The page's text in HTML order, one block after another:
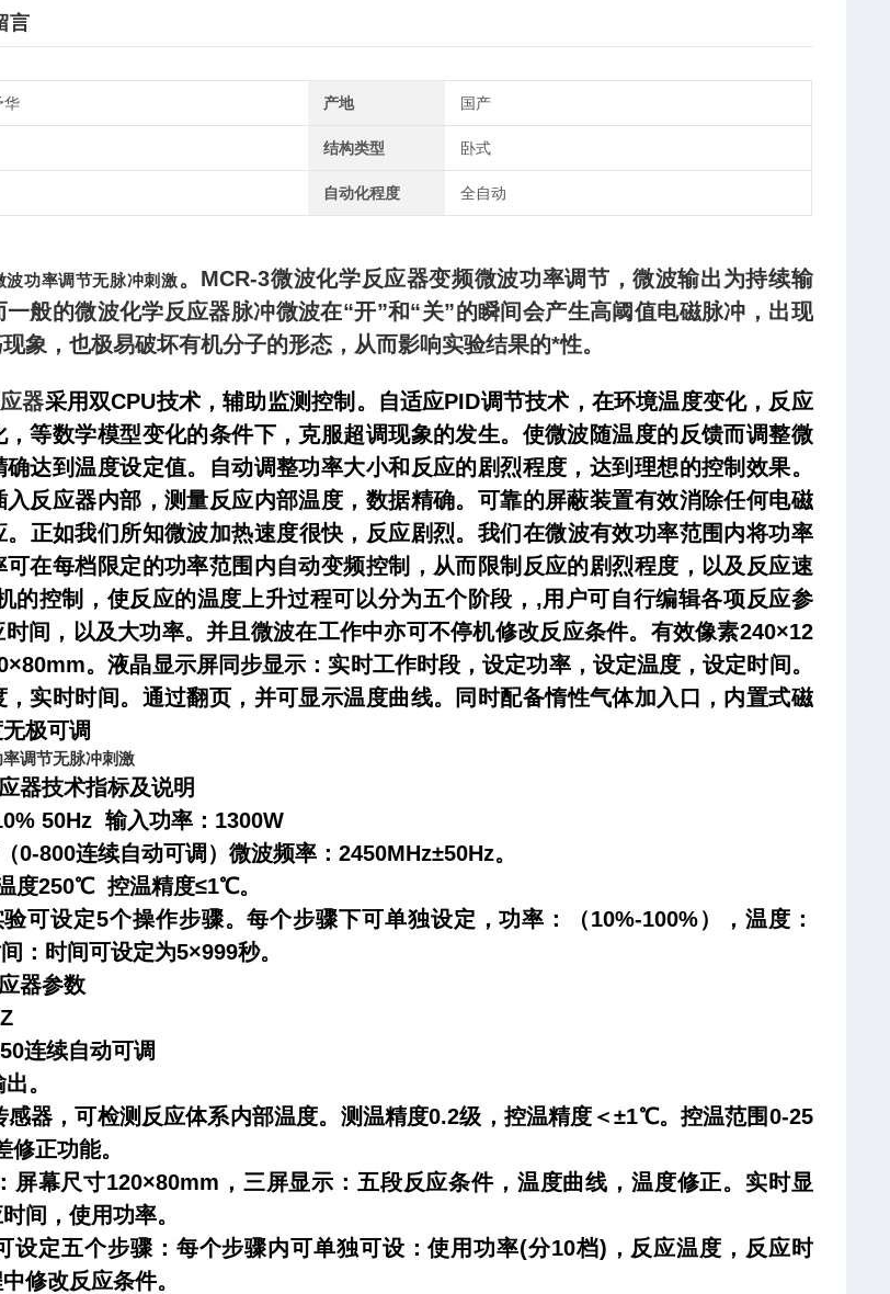
言
华 产地 国产
结构类型 卧式
自动化程度 全自动
功率调节无脉冲刺激。MCR-3微波化学反应器变频微波功率调节，微波输出为持续输
般的微波化学反应器脉冲微波在“开”和“关”的瞬间会产生高阈值电磁脉冲，出现
象，也极易破坏有机分子的形态，从而影响实验结果的*性。
器采用双CPU技术，辅助监测控制。自适应PID调节技术，在环境温度变化，反应
等数学模型变化的条件下，克服超调现象的发生。使微波随温度的反馈而调整微
达到温度设定值。自动调整功率大小和反应的剧烈程度，达到理想的控制效果。
入反应器内部，测量反应内部温度，数据精确。可靠的屏蔽装置有效消除任何电磁
正如我们所知微波加热速度很快，反应剧烈。我们在微波有效功率范围内将功率
在每档限定的功率范围内自动变频控制，从而限制反应的剧烈程度，以及反应速
的控制，使反应的温度上升过程可以分为五个阶段，,用户可自行编辑各项反应参
间，以及大功率。并且微波在工作中亦可不停机修改反应条件。 有效像素240×12
。液晶显示屏同步显示：实时工作时段，设定功率，设定温度，设定时间。
实时时间。通过翻页，并可显示温度曲线。
同时配备惰性气体加入口，内置式磁
极可调
调节无脉冲刺激
器技术指标及说明
50Hz 输入功率：1300W
0-800连续自动可调）微波频率：2450MHz±50Hz。
度250℃ 控温精度≤1℃。
可设定5个操作步骤。每个步骤下可单独设定，功率：（10%-100%），温度：
：时间可设定为5×999秒。
器参数
连续自动可调
。
感器，可检测反应体系内部温度。测温精度0.2级，控温精度＜±1℃。控温范围0-25
正功能。
屏幕尺寸120×80mm，三屏显示：五段反应条件，温度曲线，温度修正。实时显
间，使用功率。
设定五个步骤：每个步骤内可单独可设：使用功率(分10档)，反应温度，反应时
修改反应条件。